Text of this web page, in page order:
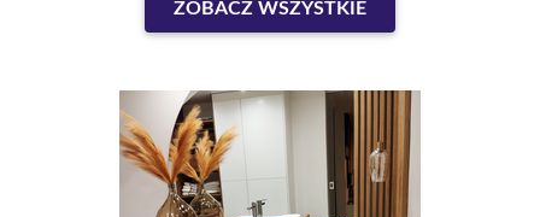
ZOBACZ WSZYSTKIE